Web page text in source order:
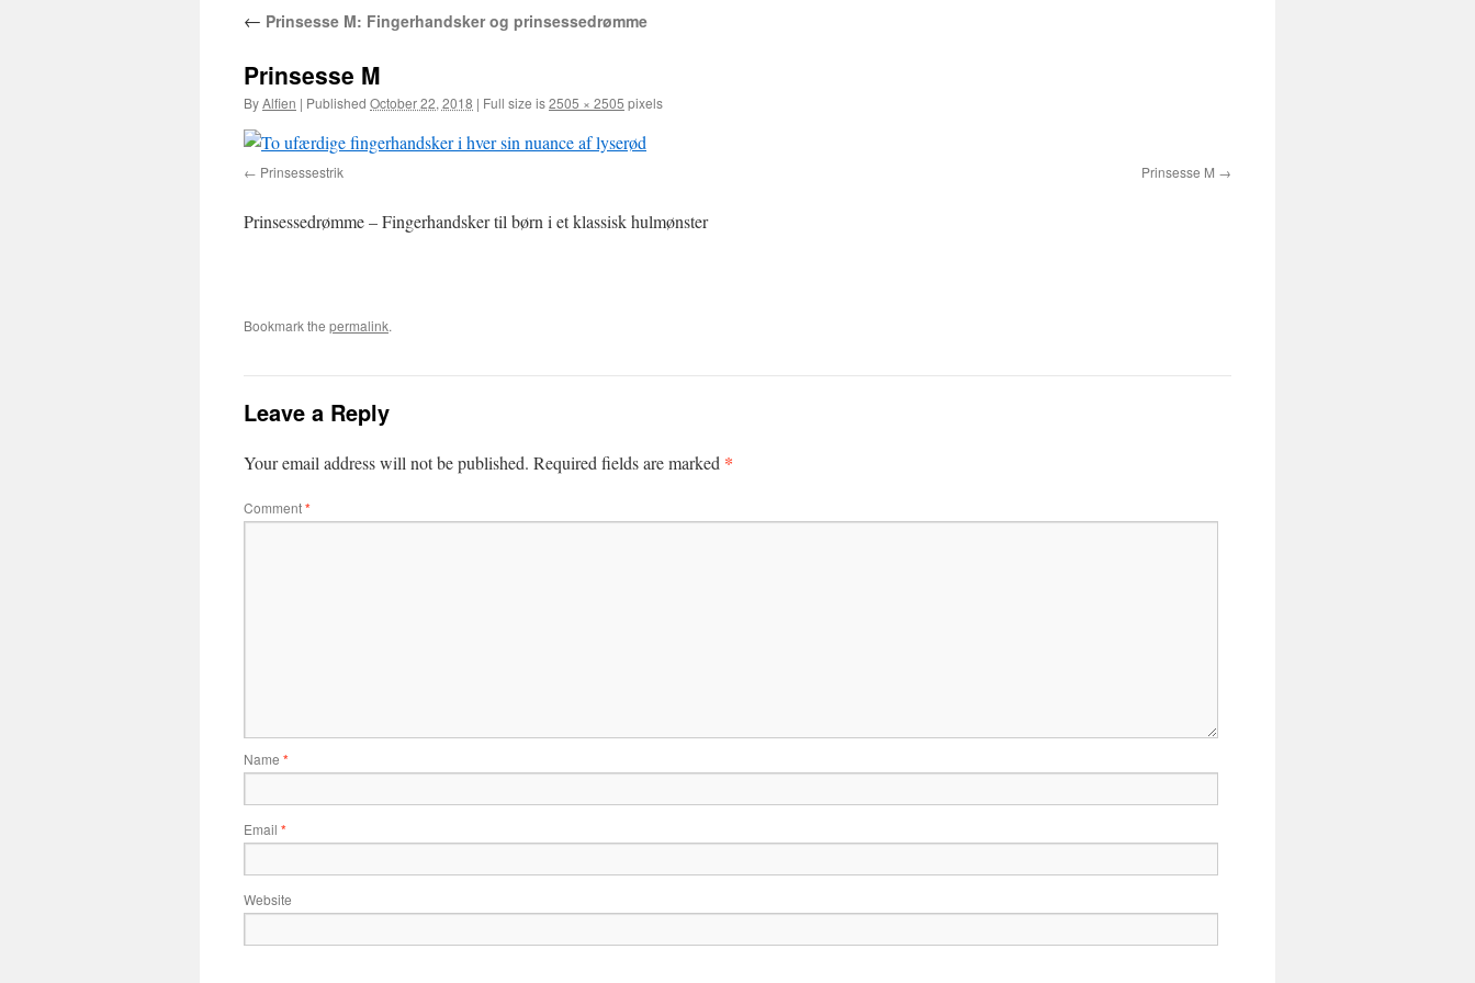
← Prinsesse M: Fingerhandsker og prinsessedrømme
Prinsesse M
ByAlfien | Published October 22, 2018 | Full size is2505 × 2505 pixels
Prinsessestrik Prinsesse M
Prinsessedrømme – Fingerhandsker til børn i et klassisk hulmønster
Bookmark the permalink.
Leave a Reply
Your email address will not be published. Required fields are marked *
Comment*
Name *
Email *
Website